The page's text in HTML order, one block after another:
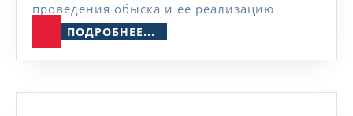
проведения обыска и ее реализацию
ПОДРОБНЕЕ...